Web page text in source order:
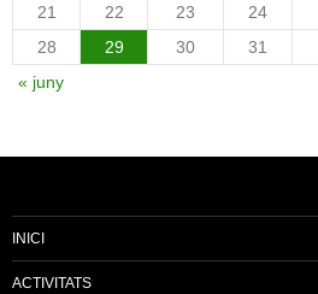
21
22 23 24
28
29 30
31
« juny
INICI
ACTIVITATS